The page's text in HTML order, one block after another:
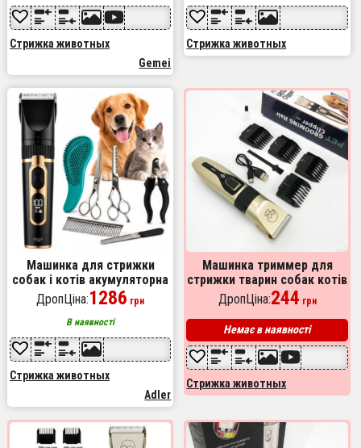
Стрижка животных
Gemei
Стрижка животных
Машинка для стрижки
собак і котів акумуляторна
Adler AD 2849
ДропЦіна:1286 грн
В наявності
Стрижка животных
Adler
Машинка триммер для
стрижки тварин собак котів
на акумуляторі з набором
насадок Puppy
ДропЦіна:244 грн
Немає в наявності
Стрижка животных